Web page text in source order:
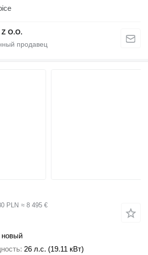
O.O.
PLN ≈ 8 495 €
новый
26 л.с. (19.11 кВт)